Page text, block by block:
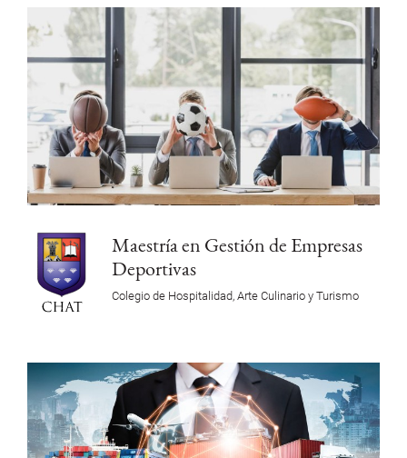
Maestría en Gestión de Empresas
Deportivas
Colegio de Hospitalidad, Arte Culinario y Turismo